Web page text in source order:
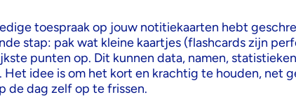
toespraak op jouw notitiekaarten hebt
stap: pak wat kleine kaartjes (flashcards zijn
punten op. Dit kunnen data, namen,
Het idee is om het kort en krachtig te houden, net
de dag zelf op te frissen.